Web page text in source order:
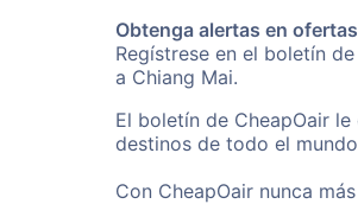
Obtenga alertas en
Regístrese en el boletín
a Chiang Mai.
El boletín de CheapOair
destinos de todo el
Con CheapOair nunca